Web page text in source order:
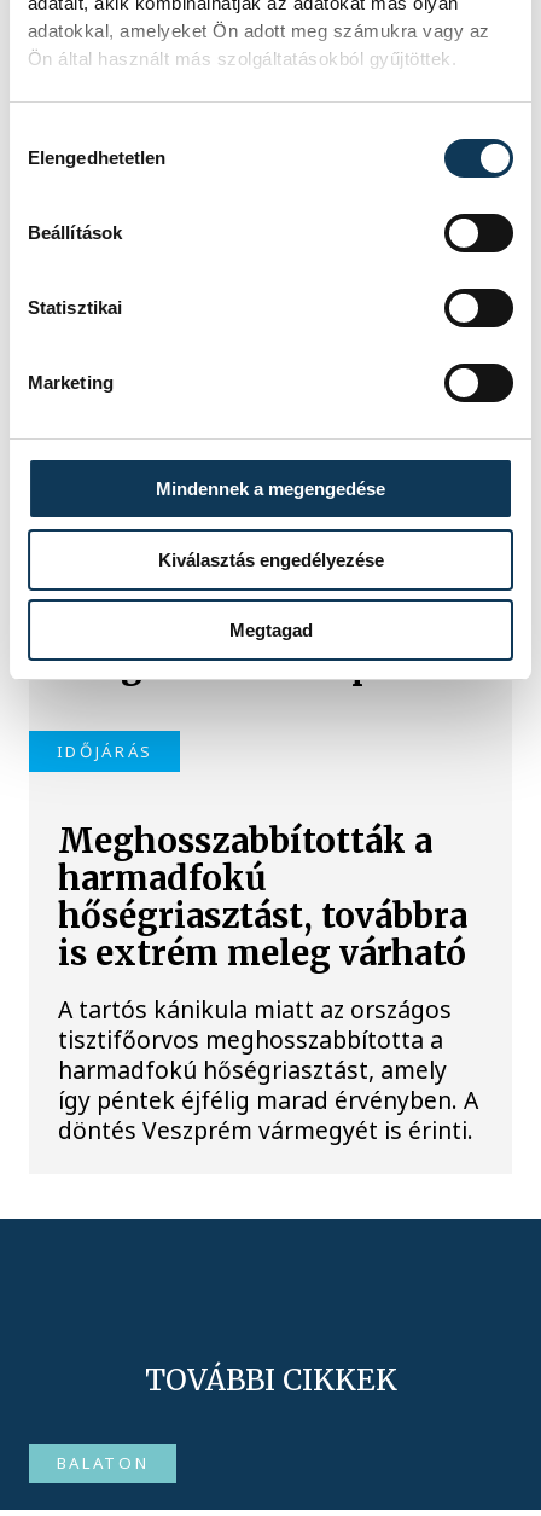
adatokkal, amelyeket Ön adott meg számukra vagy az
Ön által használt más szolgáltatásokból gyűjtöttek.
Elengedhetetlen
Beállítások
Statisztikai
Marketing
Mindennek a megengedése
Kiválasztás engedélyezése
Megtagad
IDŐJÁRÁS
Icipici felfrissülés
A legnehezebb nap
IDŐJÁRÁS
Meghosszabbították a
harmadfokú
hőségriasztást, továbbra
is extrém meleg várható
A tartós kánikula miatt az országos
tisztifőorvos meghosszabbította a
harmadfokú hőségriasztást, amely
így péntek éjfélig marad érvényben. A
döntés Veszprém vármegyét is érinti.
TOVÁBBI CIKKEK
BALATON